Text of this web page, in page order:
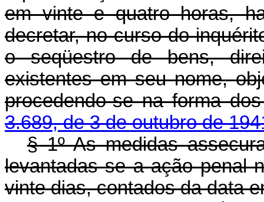
em vinte e quatro horas,
decretar, no curso do
o seqüestro de bens,
existentes em seu nome,
procedendo-se na forma
3.689, de 3 de outubro de
§ 1º As medidas
levantadas se a ação penal
vinte dias, contados da data